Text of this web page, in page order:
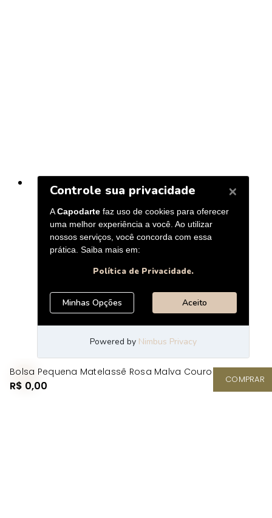
Bolsa Pequena Matelassê Rosa Malva Couro
R$ 0,00 COMPRAR